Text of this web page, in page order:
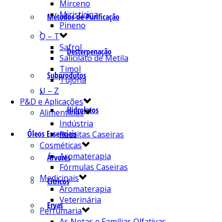
Métodos de Purificação
Desterpenação
Subprodutos
Hidrolatos
Óleos Essenciais
Árvores
Cítricos
Ervas
Mirceno
Miristicina
Pineno
Q – T
Safrol
Salicilato de Metila
Timol
Tujona
U – Z
P&D e Aplicações
Alimentícias
Indústria
Receitas Caseiras
Cosméticas
Aromaterapia
Fórmulas Caseiras
Medicinais
Aromaterapia
Veterinária
Perfumaria